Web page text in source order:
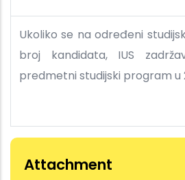
Ukoliko se na određeni
broj kandidata, IUS
predmetni studijski program u
Attachment